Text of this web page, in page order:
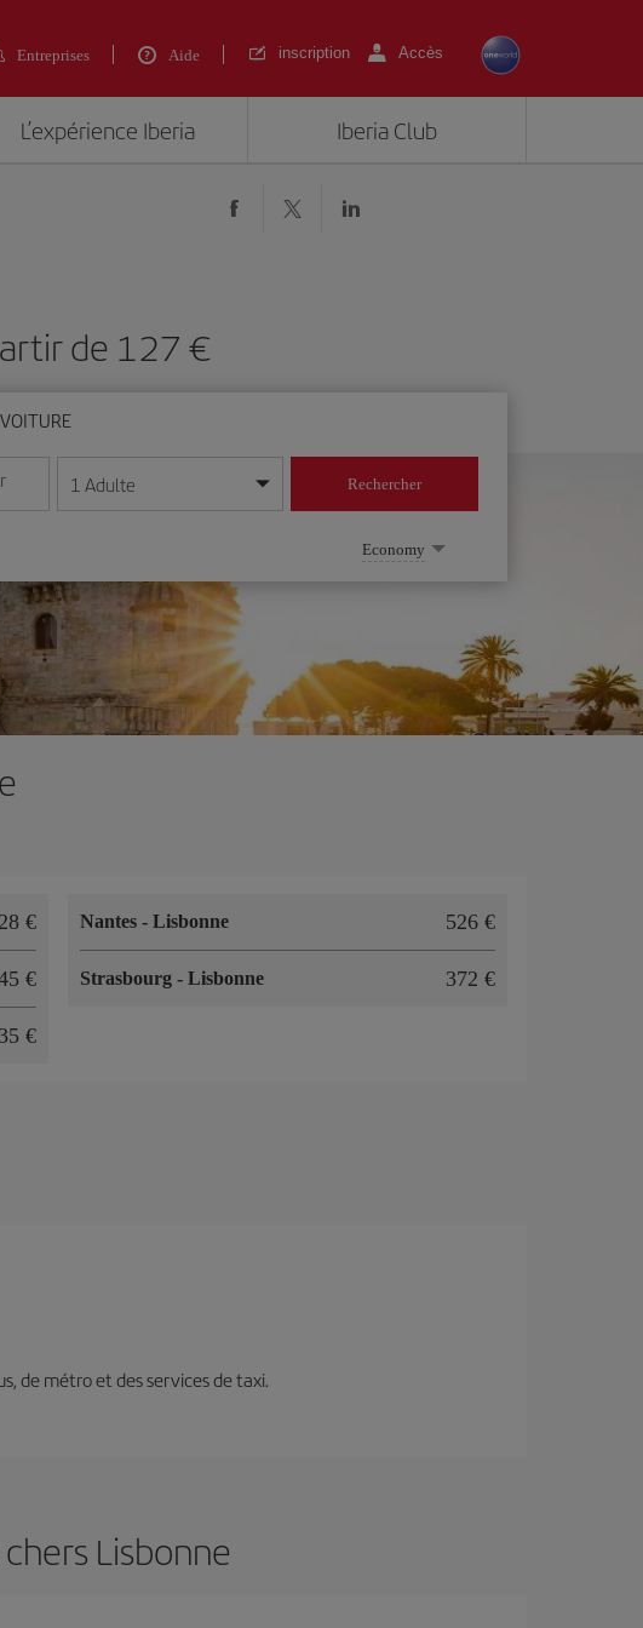
Entreprises Aide inscription Accès
L’expérience Iberia Iberia Club
de 127 €
VOITURE
format jour/mois/année
1 Adulte Rechercher
Economy
€
€
€
Nantes-Lisbonne 526 €
Strasbourg-Lisbonne 372 €
de métro et des services de taxi.
Lisbonne